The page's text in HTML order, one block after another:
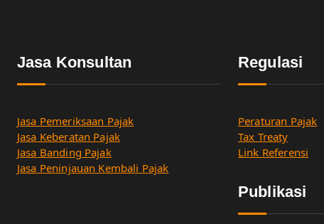
Jasa Konsultan
Jasa Pemeriksaan Pajak
Jasa Keberatan Pajak
Jasa Banding Pajak
Jasa Peninjauan Kembali Pajak
Regulasi
Peraturan Pajak
Tax Treaty
Link Referensi
Publikasi